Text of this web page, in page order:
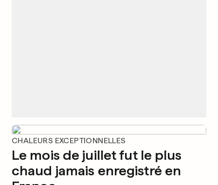
CHALEURS EXCEPTIONNELLES
Le mois de juillet fut le plus
chaud jamais enregistré en